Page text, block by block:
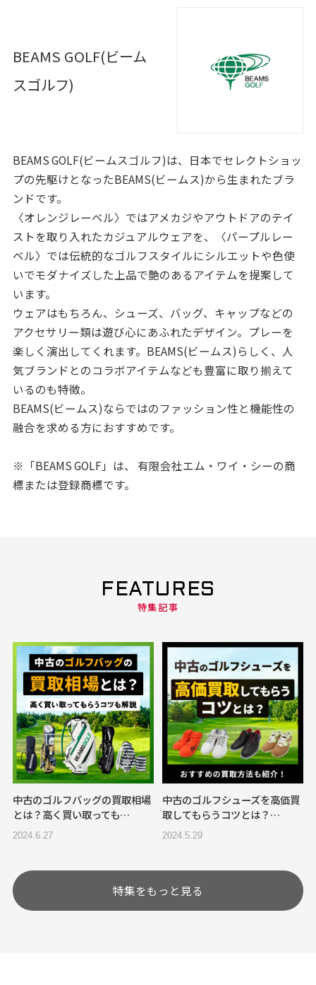
BEAMS GOLF(ビーム
スゴルフ)
BEAMS GOLF(ビームスゴルフ)は、日本でセレクトショッ
プの先駆けとなったBEAMS(ビームス)から生まれたブラ
ンドです。
〈オレンジレーベル〉ではアメカジやアウトドアのテイ
ストを取り入れたカジュアルウェアを、〈パープルレー
ベル〉では伝統的なゴルフスタイルにシルエットや色使
いでモダナイズした上品で艶のあるアイテムを提案して
います。
ウェアはもちろん、シューズ、バッグ、キャップなどの
アクセサリー類は遊び心にあふれたデザイン。プレーを
楽しく演出してくれます。BEAMS(ビームス)らしく、人
気ブランドとのコラボアイテムなども豊富に取り揃えて
いるのも特徴。
BEAMS(ビームス)ならではのファッション性と機能性の
融合を求める方におすすめです。
※「BEAMS GOLF」は、 有限会社エム・ワイ・シーの商
標または登録商標です。
FEATURES
特集記事
中古のゴルフバッグの買取相場
とは？高く買い取っても…
2024.6.27
中古のゴルフシューズを高価買
取してもらうコツとは？…
2024.5.29
特集をもっと見る